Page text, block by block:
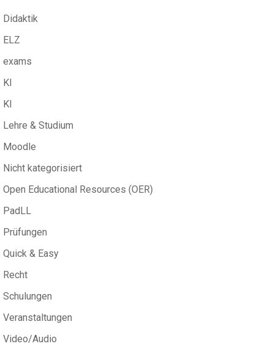
Didaktik
ELZ
exams
KI
KI
Lehre & Studium
Moodle
Nicht kategorisiert
Open Educational Resources (OER)
PadLL
Prüfungen
Quick & Easy
Recht
Schulungen
Veranstaltungen
Video/Audio